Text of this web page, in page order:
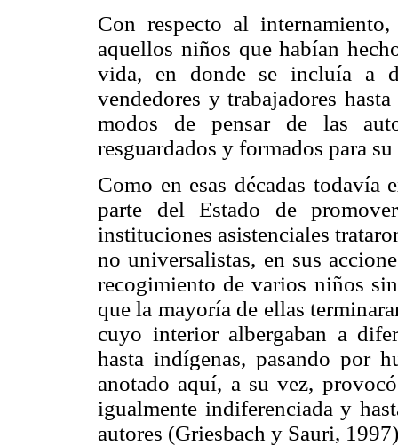
Con respecto al
aquellos niños que habían
vida, en donde se incluía a
vendedores y trabajadores
modos de pensar de las
resguardados y formados para
Como en esas décadas
parte del Estado de
instituciones asistenciales
no universalistas, en sus
recogimiento de varios niños
que la mayoría de ellas
cuyo interior albergaban a
hasta indígenas, pasando por
anotado aquí, a su vez,
igualmente indiferenciada y
autores (Griesbach y Sauri,